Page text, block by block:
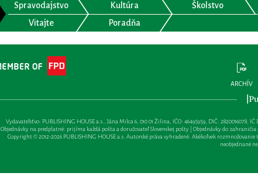
Spravodajstvo Kultúra Školstvo
Vitajte
Poradňa
ARCHÍV
Vydavateľsťvo: PUBLISHING HOUSE a.s., Jána Milca 6, 010 01 Žilina, IČO: 46495959, DIČ: 2820016078,
Objednávky na predplatné: prijíma každá pošta a doručovateľ Slovenskej pošty | Objednávky do
Copyright © 2012-2026 PUBLISHING HOUSE a.s. Autorské práva vyhradené. Akékoľvek
neobjednané